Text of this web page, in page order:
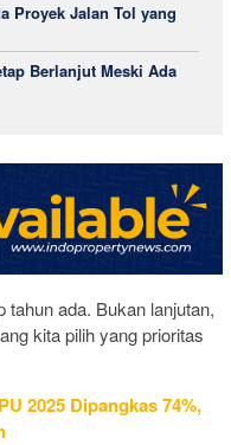
Proyek Jalan Tol yang
Berlanjut Meski Ada
tahun ada. Bukan lanjutan,
kita pilih yang prioritas
2025 Dipangkas 74%,